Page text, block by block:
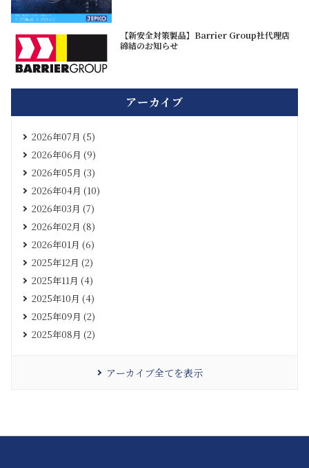
【新安全対策製品】Barrier Group社代理店
締結のお知らせ
アーカイブ
2026年07月 (5)
2026年06月 (9)
2026年05月 (3)
2026年04月 (10)
2026年03月 (7)
2026年02月 (8)
2026年01月 (6)
2025年12月 (2)
2025年11月 (4)
2025年10月 (4)
2025年09月 (2)
2025年08月 (2)
アーカイブ全てを表示